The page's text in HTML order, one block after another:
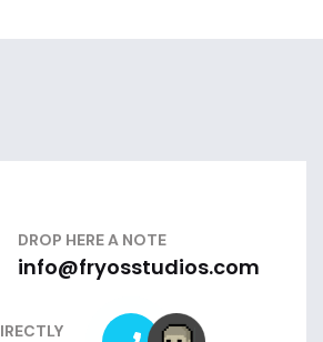
DROP HERE A NOTE
info@fryosstudios.com